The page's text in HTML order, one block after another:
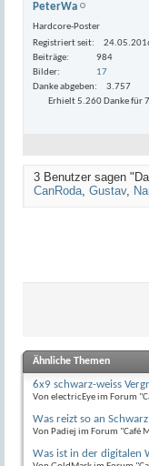
PeterWa
Hardcore-Poster
Registriert seit
Beiträge
984
Bilder
17
Danke abgeben
3.757
Erhielt 5.260 Danke für
3 Benutzer sagen
CanRoda, Gustav,
Ähnliche Themen
6x9 schwarz-weiss
Von electricEye im Forum
Was reizt so an
Von Padiej im Forum "Café
Was ist in der digitalen